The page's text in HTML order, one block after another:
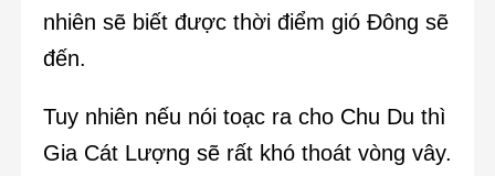
nhiên sẽ biết được thời điểm gió Đông sẽ
đến.
Tuy nhiên nếu nói toạc ra cho Chu Du thì
Gia Cát Lượng sẽ rất khó thoát vòng vây.